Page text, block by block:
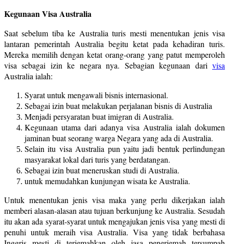
Kegunaan Visa Australia
Saat sebelum tiba ke Australia turis mesti menentukan jenis visa
lantaran pemerintah Australia begitu ketat pada kehadiran turis.
Mereka memilih dengan ketat orang-orang yang patut memperoleh
visa sebagai izin ke negara nya. Sebagian kegunaan dari visa
Australia ialah:
Syarat untuk mengawali bisnis internasional.
Sebagai izin buat melakukan perjalanan bisnis di Australia
Menjadi persyaratan buat imigran di Australia.
Kegunaan utama dari adanya visa Australia ialah dokumen
jaminan buat seorang warga Negara yang ada di Australia.
Selain itu visa Australia pun yaitu jadi bentuk perlindungan
masyarakat lokal dari turis yang berdatangan.
Sebagai izin buat meneruskan studi di Australia.
untuk memudahkan kunjungan wisata ke Australia.
Untuk menentukan jenis visa maka yang perlu dikerjakan ialah
memberi alasan-alasan atau tujuan berkunjung ke Australia. Sesudah
itu akan ada syarat-syarat untuk mengajukan jenis visa yang mesti di
penuhi untuk meraih visa Australia. Visa yang tidak berbahasa